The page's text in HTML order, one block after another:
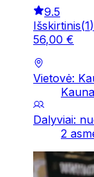
9.5
Išskirtinis(1)
56,00 €
Vietovė:
Dalyviai:
2